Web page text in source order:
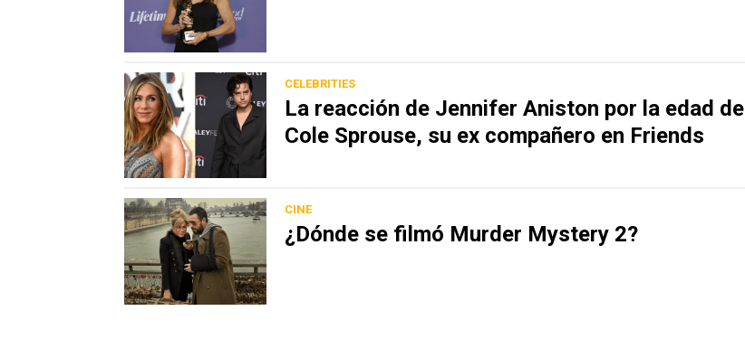
CELEBRITIES
La reacción de Jennifer Aniston por la edad de
Cole Sprouse, su ex compañero en Friends
CINE
¿Dónde se filmó Murder Mystery 2?